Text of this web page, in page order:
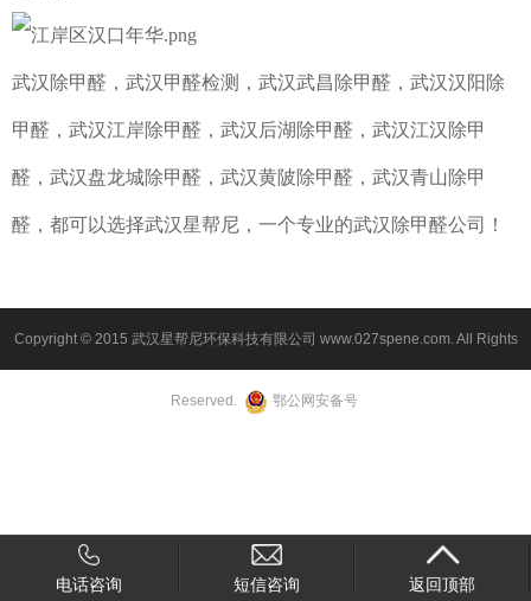
武汉除甲醛，武汉甲醛检测，武汉武昌除甲醛，武汉汉阳除
甲醛，武汉江岸除甲醛，武汉后湖除甲醛，武汉江汉除甲
醛，武汉盘龙城除甲醛，武汉黄陂除甲醛，武汉青山除甲
醛，都可以选择武汉星帮尼，一个专业的武汉除甲醛公司！
Copyright © 2015 武汉星帮尼环保科技有限公司 www.027spene.com. All Rights
Reserved. 鄂公网安备号
电话咨询 短信咨询 返回顶部